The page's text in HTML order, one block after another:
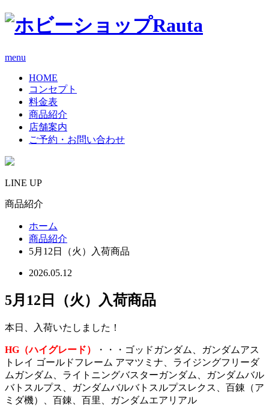
menu
HOME
コンセプト
料金表
商品紹介
店舗案内
ご予約・お問い合わせ
LINE UP
商品紹介
ホーム
商品紹介
5月12日（火）入荷商品
2026.05.12
5月12日（火）入荷商品
本日、入荷いたしました！
HG（ハイグレード）
・・・ゴッドガンダム、ガンダムアス
トレイ ゴールドフレーム アマツミナ、ライジングフリーダ
ムガンダム、ライトニングバスターガンダム、ガンダムバル
バトスルプス、ガンダムバルバトスルプスレクス、百錬（ア
ミダ機）、百錬、百里、ガンダムエアリアル